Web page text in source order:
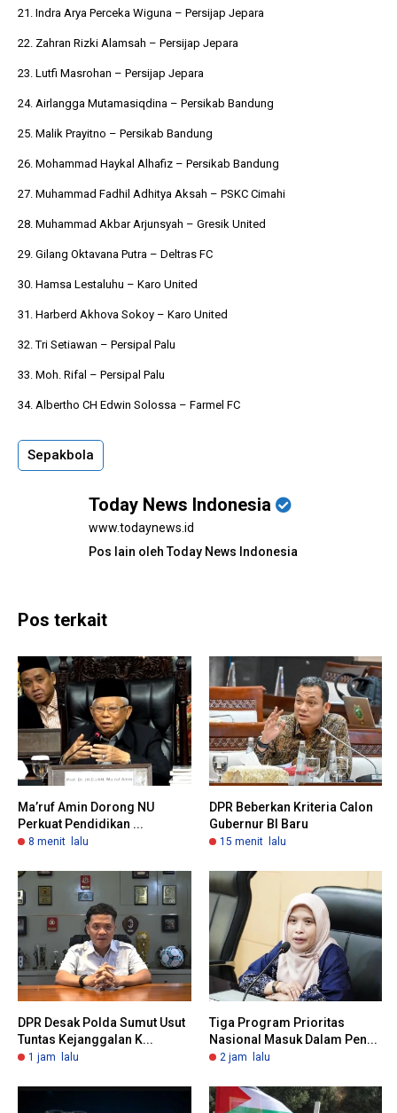
21. Indra Arya Perceka Wiguna – Persijap Jepara
22. Zahran Rizki Alamsah – Persijap Jepara
23. Lutfi Masrohan – Persijap Jepara
24. Airlangga Mutamasiqdina – Persikab Bandung
25. Malik Prayitno – Persikab Bandung
26. Mohammad Haykal Alhafiz – Persikab Bandung
27. Muhammad Fadhil Adhitya Aksah – PSKC Cimahi
28. Muhammad Akbar Arjunsyah – Gresik United
29. Gilang Oktavana Putra – Deltras FC
30. Hamsa Lestaluhu – Karo United
31. Harberd Akhova Sokoy – Karo United
32. Tri Setiawan – Persipal Palu
33. Moh. Rifal – Persipal Palu
34. Albertho CH Edwin Solossa – Farmel FC
Sepakbola
Today News Indonesia
www.todaynews.id
Pos lain oleh Today News Indonesia
Pos terkait
Ma’ruf Amin Dorong NU
Perkuat Pendidikan ...
8 menit lalu
DPR Beberkan Kriteria Calon
Gubernur BI Baru
15 menit lalu
DPR Desak Polda Sumut Usut
Tuntas Kejanggalan K...
1 jam lalu
Tiga Program Prioritas
Nasional Masuk Dalam Pen...
2 jam lalu